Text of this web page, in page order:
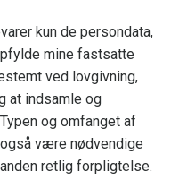
kun de persondata,
mine fastsatte
ved lovgivning,
at indsamle og
og omfanget af
være nødvendige
retlig forpligtelse.